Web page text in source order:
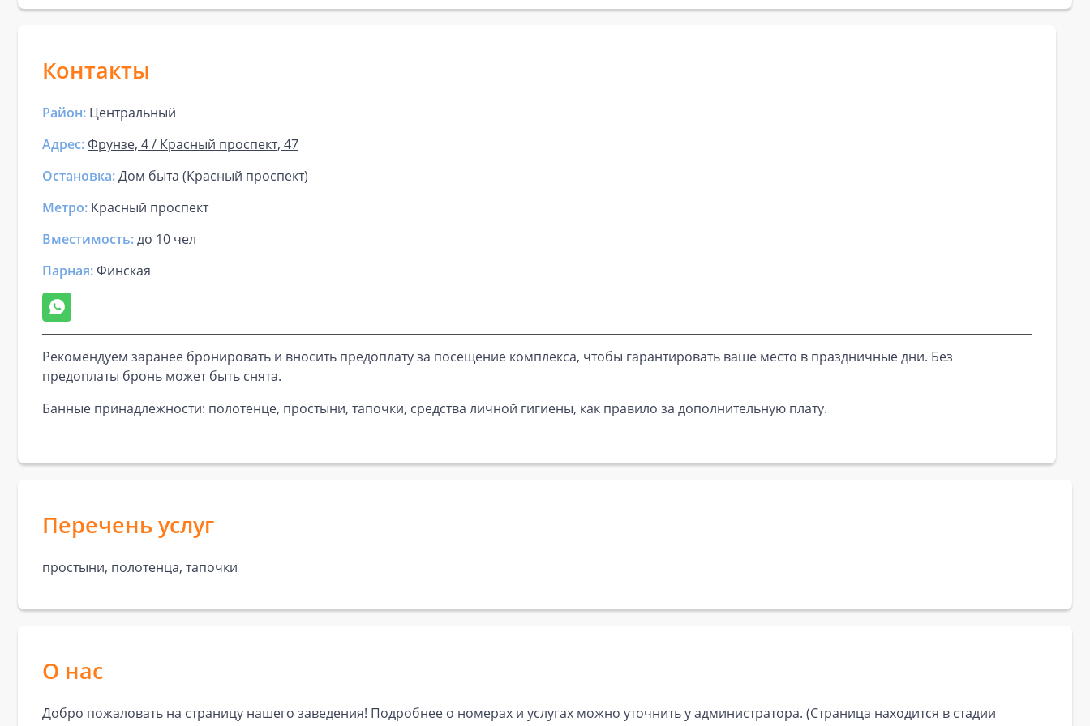
Контакты
Район: Центральный
Адрес:Фрунзе, 4 / Красный проспект, 47
Остановка:Дом быта (Красный проспект)
Метро: Красный проспект
Вместимость:до 10 чел
Парная:Финская
Рекомендуем заранее бронировать и вносить предоплату за посещение комплекса, чтобы гарантировать ваше место в праздничные дни. Без
предоплаты бронь может быть снята.
Банные принадлежности: полотенце, простыни, тапочки, средства личной гигиены, как правило за дополнительную плату.
Перечень услуг
простыни, полотенца, тапочки
О нас
Добро пожаловать на страницу нашего заведения! Подробнее о номерах и услугах можно уточнить у администратора. (Страница находится в стадии